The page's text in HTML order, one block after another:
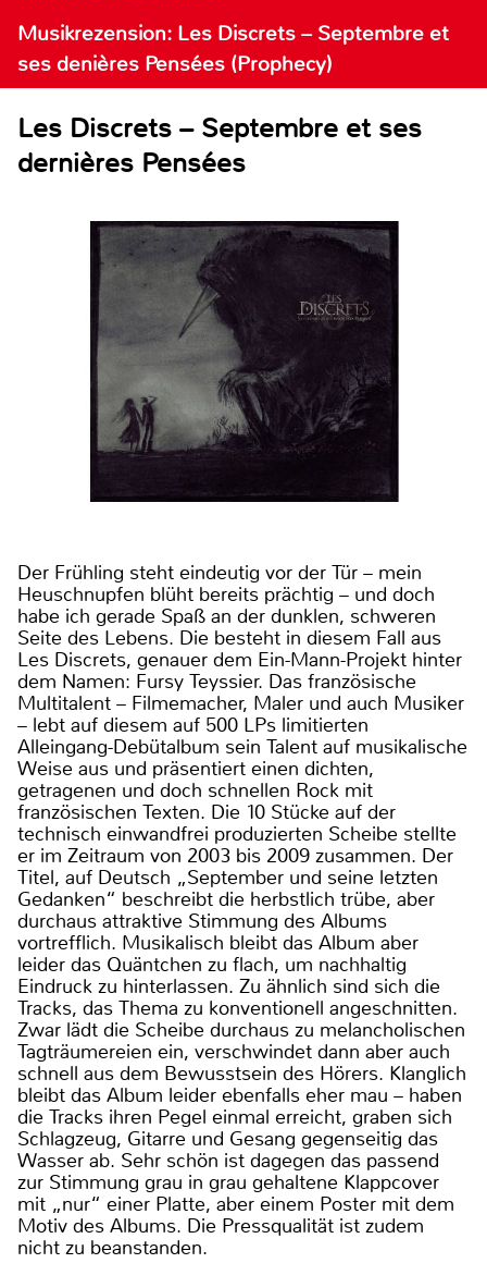
Musikrezension: Les Discrets – Septembre et
ses denières Pensées (Prophecy)
Les Discrets – Septembre et ses
dernières Pensées
Der Frühling steht eindeutig vor der Tür – mein
Heuschnupfen blüht bereits prächtig – und doch
habe ich gerade Spaß an der dunklen, schweren
Seite des Lebens. Die besteht in diesem Fall aus
Les Discrets, genauer dem Ein-Mann-Projekt hinter
dem Namen: Fursy Teyssier. Das französische
Multitalent – Filmemacher, Maler und auch Musiker
– lebt auf diesem auf 500 LPs limitierten
Alleingang-Debütalbum sein Talent auf musikalische
Weise aus und präsentiert einen dichten,
getragenen und doch schnellen Rock mit
französischen Texten. Die 10 Stücke auf der
technisch einwandfrei produzierten Scheibe stellte
er im Zeitraum von 2003 bis 2009 zusammen. Der
Titel, auf Deutsch „September und seine letzten
Gedanken“ beschreibt die herbstlich trübe, aber
durchaus attraktive Stimmung des Albums
vortrefflich. Musikalisch bleibt das Album aber
leider das Quäntchen zu flach, um nachhaltig
Eindruck zu hinterlassen. Zu ähnlich sind sich die
Tracks, das Thema zu konventionell angeschnitten.
Zwar lädt die Scheibe durchaus zu melancholischen
Tagträumereien ein, verschwindet dann aber auch
schnell aus dem Bewusstsein des Hörers. Klanglich
bleibt das Album leider ebenfalls eher mau – haben
die Tracks ihren Pegel einmal erreicht, graben sich
Schlagzeug, Gitarre und Gesang gegenseitig das
Wasser ab. Sehr schön ist dagegen das passend
zur Stimmung grau in grau gehaltene Klappcover
mit „nur“ einer Platte, aber einem Poster mit dem
Motiv des Albums. Die Pressqualität ist zudem
nicht zu beanstanden.